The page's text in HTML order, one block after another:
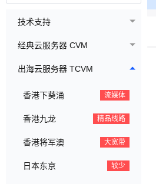
技术支持
经典云服务器 CVM
出海云服务器 TCVM
香港下葵涌 流媒体
香港九龙 精品线路
香港将军澳 大宽带
日本东京 较少